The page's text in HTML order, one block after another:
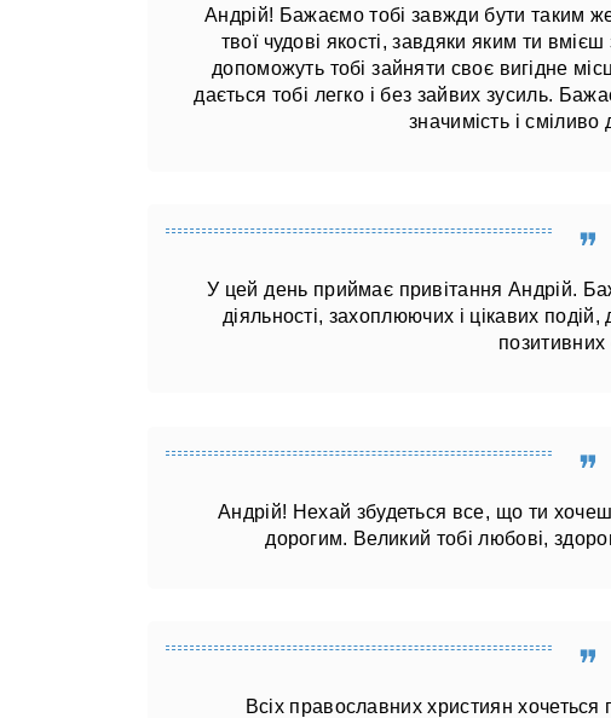
Андрій! Бажаємо тобі завжди бути таким
твої чудові якості, завдяки яким ти
допоможуть тобі зайняти своє вигідне
дається тобі легко і без зайвих зусиль.
значимість і
У цей день приймає привітання Андрій.
діяльності, захоплюючих і цікавих
позитивних
Андрій! Нехай збудеться все, що ти
дорогим. Великий тобі любові,
Всіх православних християн хочеться